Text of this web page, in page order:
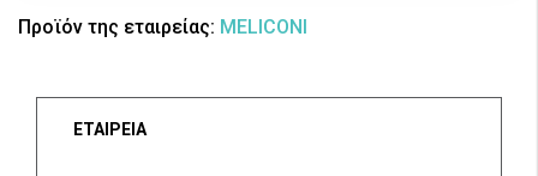
Προϊόν της εταιρείας: MELICONI
ΕΤΑΙΡΕΙΑ